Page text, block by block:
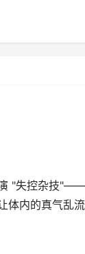
"失控杂技
体内的真气乱